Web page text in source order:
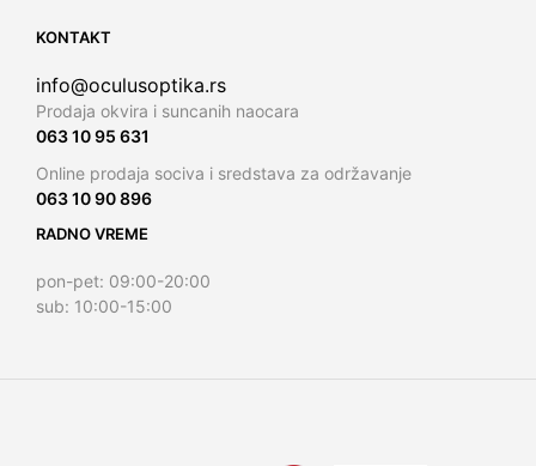
KONTAKT
info@oculusoptika.rs
Prodaja okvira i suncanih naocara
063 10 95 631
Online prodaja sociva i sredstava za održavanje
063 10 90 896
RADNO VREME
pon-pet: 09:00-20:00
sub: 10:00-15:00